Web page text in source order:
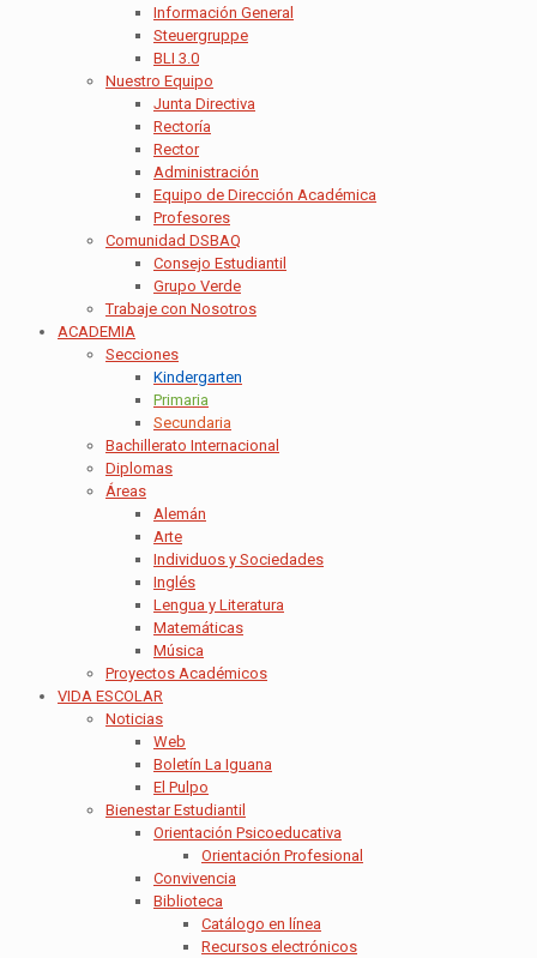
Información General
Steuergruppe
BLI 3.0
Nuestro Equipo
Junta Directiva
Rectoría
Rector
Administración
Equipo de Dirección Académica
Profesores
Comunidad DSBAQ
Consejo Estudiantil
Grupo Verde
Trabaje con Nosotros
ACADEMIA
Secciones
Kindergarten
Primaria
Secundaria
Bachillerato Internacional
Diplomas
Áreas
Alemán
Arte
Individuos y Sociedades
Inglés
Lengua y Literatura
Matemáticas
Música
Proyectos Académicos
VIDA ESCOLAR
Noticias
Web
Boletín La Iguana
El Pulpo
Bienestar Estudiantil
Orientación Psicoeducativa
Orientación Profesional
Convivencia
Biblioteca
Catálogo en línea
Recursos electrónicos